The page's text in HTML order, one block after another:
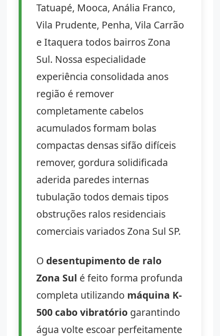
Tatuapé, Mooca, Anália Franco,
Vila Prudente, Penha, Vila Carrão
e Itaquera todos bairros Zona
Sul. Nossa especialidade
experiência consolidada anos
região é remover
completamente cabelos
acumulados formam bolas
compactas densas sifão difíceis
remover, gordura solidificada
aderida paredes internas
tubulação todos demais tipos
obstruções ralos residenciais
comerciais variados Zona Sul SP.
O desentupimento de ralo
Zona Sul é feito forma profunda
completa utilizando máquina K-
500 cabo vibratório garantindo
água volte escoar perfeitamente